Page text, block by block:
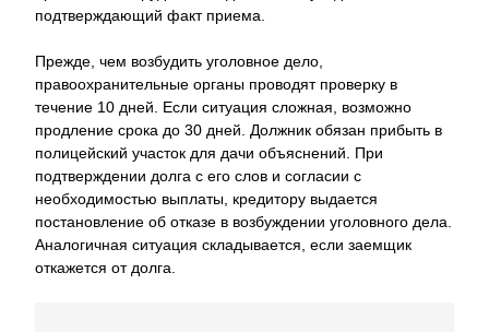
подтверждающий факт приема.
Прежде, чем возбудить уголовное дело,
правоохранительные органы проводят проверку в
течение 10 дней. Если ситуация сложная, возможно
продление срока до 30 дней. Должник обязан прибыть в
полицейский участок для дачи объяснений. При
подтверждении долга с его слов и согласии с
необходимостью выплаты, кредитору выдается
постановление об отказе в возбуждении уголовного дела.
Аналогичная ситуация складывается, если заемщик
откажется от долга.